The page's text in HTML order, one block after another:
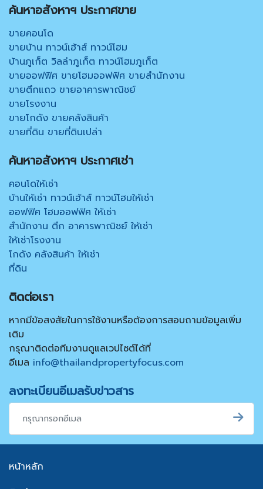
ค้นหาอสังหาฯ ประกาศขาย
ขายคอนโด
ขายบ้าน ทาวน์เฮ้าส์ ทาวน์โฮม
บ้านภูเก็ต วิลล่าภูเก็ต ทาวน์โฮมภูเก็ต
ขายออฟฟิศ ขายโฮมออฟฟิศ ขายสำนักงาน
ขายตึกแถว ขายอาคารพาณิชย์
ขายโรงงาน
ขายโกดัง ขายคลังสินค้า
ขายที่ดิน ขายที่ดินเปล่า
ค้นหาอสังหาฯ ประกาศเช่า
คอนโดให้เช่า
บ้านให้เช่า ทาวน์เฮ้าส์ ทาวน์โฮมให้เช่า
ออฟฟิศ โฮมออฟฟิศ ให้เช่า
สำนักงาน ตึก อาคารพาณิชย์ ให้เช่า
ให้เช่าโรงงาน
โกดัง คลังสินค้า ให้เช่า
ที่ดิน
ติดต่อเรา
หากมีข้อสงสัยในการใช้งานหรือต้องการสอบถามข้อมูลเพิ่ม
เติม
กรุณาติดต่อทีมงานดูแลเวปไซต์ได้ที่
อีเมล info@thailandpropertyfocus.com
ลงทะเบียนอีเมลรับข่าวสาร
หน้าหลัก